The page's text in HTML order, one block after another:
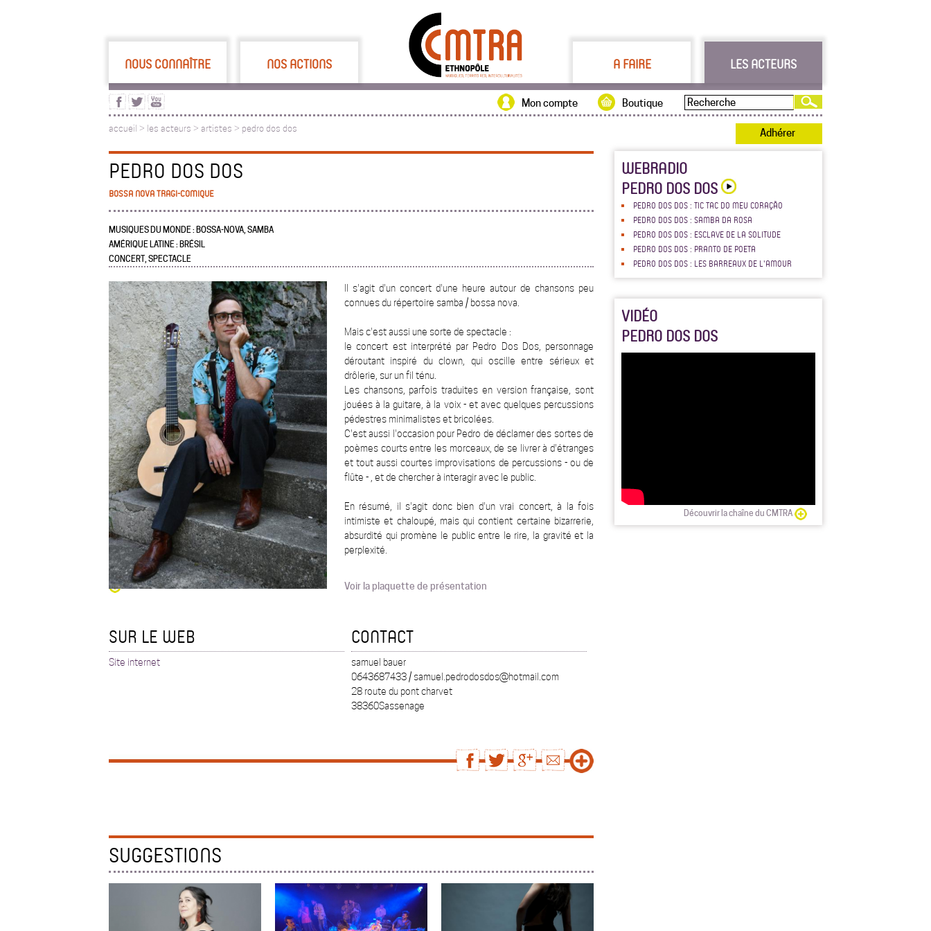
NOUS CONNAÎTRE NOS ACTIONS A FAIRE LES ACTEURS
Boutique
Mon compte
accueil > les acteurs > artistes > pedro dos dos Adhérer
PEDRO DOS DOS
BOSSA NOVA TRAGI-COMIQUE
MUSIQUES DU MONDE : BOSSA-NOVA, SAMBA
AMÉRIQUE LATINE : BRÉSIL
CONCERT, SPECTACLE
Il s'agit d'un concert d'une heure autour de chansons peu
connues du répertoire samba / bossa nova.
Mais c'est aussi une sorte de spectacle :
le concert est interprété par Pedro Dos Dos, personnage
déroutant inspiré du clown, qui oscille entre sérieux et
drôlerie, sur un fil ténu.
Les chansons, parfois traduites en version française, sont
jouées à la guitare, à la voix - et avec quelques percussions
pédestres minimalistes et bricolées.
C'est aussi l'occasion pour Pedro de déclamer des sortes de
poèmes courts entre les morceaux, de se livrer à d'étranges
et tout aussi courtes improvisations de percussions - ou de
flûte - , et de chercher à interagir avec le public.
En résumé, il s'agit donc bien d'un vrai concert, à la fois
intimiste et chaloupé, mais qui contient certaine bizarrerie,
absurdité qui promène le public entre le rire, la gravité et la
perplexité.
Voir la plaquette de présentation
SUR LE WEB
Site internet
CONTACT
samuel bauer
0643687433 / samuel.pedrodosdos@hotmail.com
28 route du pont charvet
38360Sassenage
SUGGESTIONS
WEBRADIO
PEDRO DOS DOS
PEDRO DOS DOS : TIC TAC DO MEU CORAÇÃO
PEDRO DOS DOS : SAMBA DA ROSA
PEDRO DOS DOS : ESCLAVE DE LA SOLITUDE
PEDRO DOS DOS : PRANTO DE POETA
PEDRO DOS DOS : LES BARREAUX DE L'AMOUR
VIDÉO
PEDRO DOS DOS
Découvrir la chaîne du CMTRA